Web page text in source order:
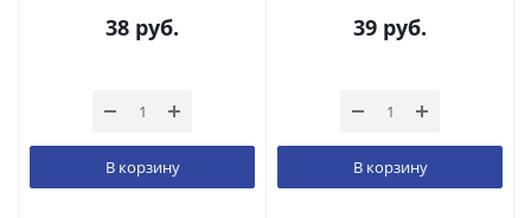
38 руб.
В корзину
39 руб.
В корзину